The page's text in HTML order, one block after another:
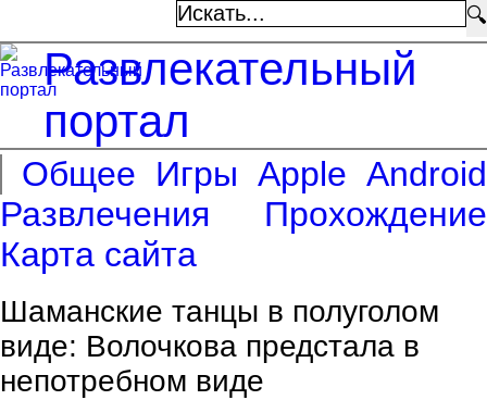
🔍
Развлекательный
портал
Общее Игры Apple Android
Развлечения
Прохождение
Карта сайта
Шаманские танцы в полуголом
виде: Волочкова предстала в
непотребном виде